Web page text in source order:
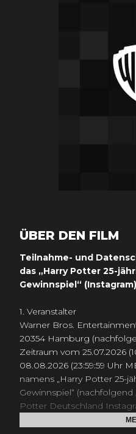
ÜBER DEN FILM
Teilnahme- und
das „Harry Potter 25-
Gewinnspiel“ (Instagram)
1. Veranstalter
Warner Bros.
20354 Hamburg
Zeitraum vom 25.07.2026
08.08.2026 (23:59:59 Uhr
namens „Harry Potter 25-
Gewinnspiel“ (nachfolgend
Potter Deutschland
Veranstalters unter der URL